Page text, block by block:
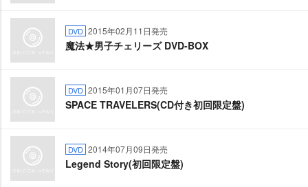
DVD 2015年02月11日発売
魔法★男子チェリーズ DVD-BOX
DVD 2015年01月07日発売
SPACE TRAVELERS(CD付き初回限定盤)
DVD 2014年07月09日発売
Legend Story(初回限定盤)